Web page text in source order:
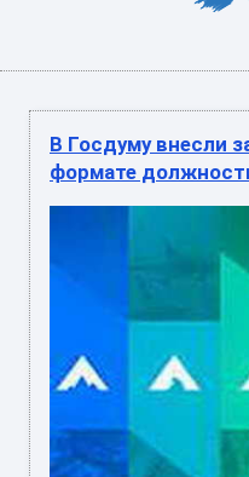
В Госдуму внесли
формате